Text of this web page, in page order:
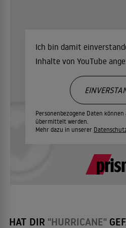
Ich bin damit
Inhalte von YouTube
Personenbezogene Daten
übermittelt werden.
Mehr dazu in unserer
HAT DIR "HURRICANE"